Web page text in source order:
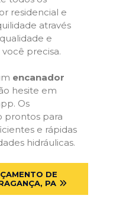
residencial e
através
e
precisa.
encanador
hesite em
Os
prontos para
e rápidas
hidráulicas.
DE
PA